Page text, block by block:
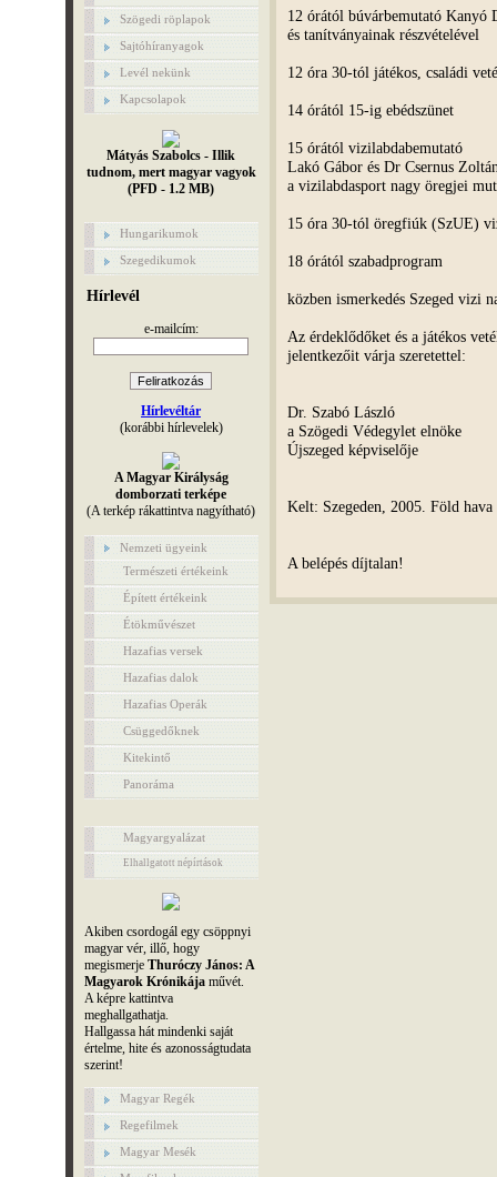
Szögedi röplapok
Sajtóhíranyagok
Levél nekünk
Kapcsolapok
Mátyás Szabolcs - Illik
tudnom, mert magyar vagyok
(PFD - 1.2 MB)
Hungarikumok
Szegedikumok
Hírlevél
e-mailcím:
Hírlevéltár
(korábbi hírlevelek)
A Magyar Királyság
domborzati terképe
(A terkép rákattintva nagyítható)
Nemzeti ügyeink
Természeti értékeink
Épített értékeink
Étökművészet
Hazafias versek
Hazafias dalok
Hazafias Operák
Csüggedőknek
Kitekintő
Panoráma
Magyargyalázat
Elhallgatott népírtások
Akiben csordogál egy csöppnyi
magyar vér, illő, hogy
megismerje Thuróczy János: A
Magyarok Krónikájaművét.
A képre kattintva
meghallgathatja.
Hallgassa hát mindenki saját
értelme, hite és azonosságtudata
szerint!
Magyar Regék
Regefilmek
Magyar Mesék
12 órától búvárbemutató Kanyó
és tanítványainak részvételével
12 óra 30-tól játékos, családi
14 órától 15-ig ebédszünet
15 órától vizilabdabemutató
Lakó Gábor és Dr Csernus
a vizilabdasport nagy öregjei
15 óra 30-tól öregfiúk (SzUE)
18 órától szabadprogram
közben ismerkedés Szeged vizi
Az érdeklődőket és a játékos
jelentkezőit várja szeretettel:
Dr. Szabó László
a Szögedi Védegylet elnöke
Újszeged képviselője
Kelt: Szegeden, 2005. Föld
A belépés díjtalan!